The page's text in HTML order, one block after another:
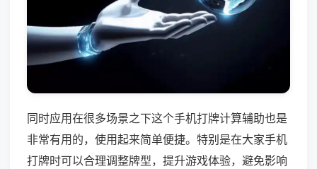
同时应用在很多场景之下这个手机打牌计算辅助也是
非常有用的，使用起来简单便捷。特别是在大家手机
打牌时可以合理调整牌型，提升游戏体验，避免影响